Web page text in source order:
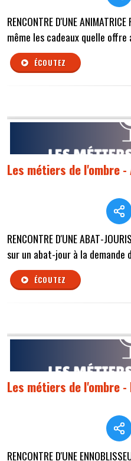
RENCONTRE D'UNE
même les cadeaux quelle
ÉCOUTEZ
Les métiers de l'ombre -
RENCONTRE D'UNE ABAT-
sur un abat-jour à la demande
ÉCOUTEZ
Les métiers de l'ombre -
RENCONTRE D'UNE